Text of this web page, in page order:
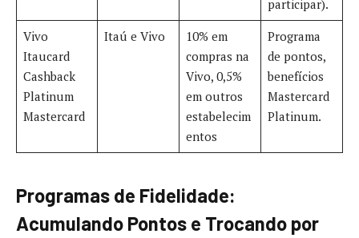
participar).
Vivo
Itaucard
Cashback
Platinum
Mastercard
Itaú e Vivo
10% em
compras na
Vivo, 0,5%
em outros
estabelecim
entos
Programa
de pontos,
benefícios
Mastercard
Platinum.
Programas de Fidelidade:
Acumulando Pontos e Trocando por